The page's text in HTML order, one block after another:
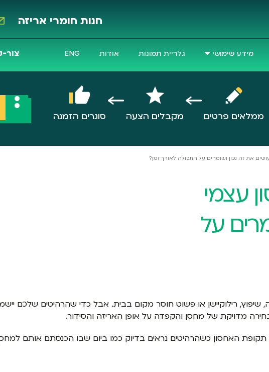
חנות חומרי אריזה
מידע שימושי גלריית תמונות אודות ENG
ממלאים פרטים מקבלים הצעה סוגרים הזמנה
את זה נכון ושומרים על התכולה לאורך זמן?
עצמי
על
שיפוץ, רילוקיישן או פשוט חוסר מקום בבית. אבל כדי שהרהיטים שלכם
מדויקת של מחסן והקפדה על אופן האריזה והסידור.
האחסון כשהרהיטים נראים בדיוק כמו ביום שבו הכנסתם אותם